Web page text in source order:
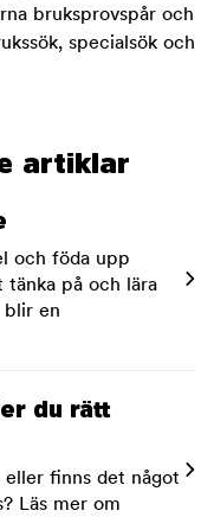
bruksprovspår och
specialsök och
artiklar
och föda upp
tänka på och lära
blir en
du rätt
eller finns det något
Läs mer om